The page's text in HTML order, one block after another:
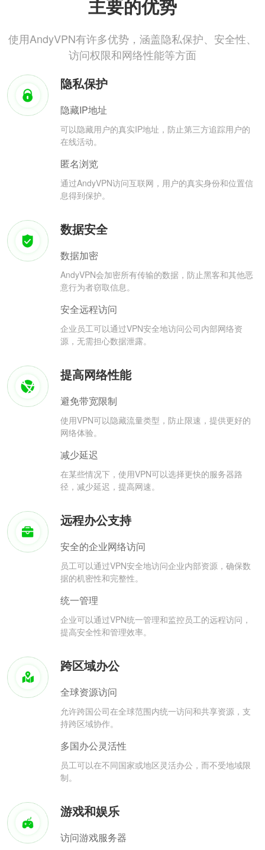
主要的优势
使用AndyVPN有许多优势，涵盖隐私保护、安全性、
访问权限和网络性能等方面
隐私保护
隐藏IP地址
可以隐藏用户的真实IP地址，防止第三方追踪用户的
在线活动。
匿名浏览
通过AndyVPN访问互联网，用户的真实身份和位置信
息得到保护。
数据安全
数据加密
AndyVPN会加密所有传输的数据，防止黑客和其他恶
意行为者窃取信息。
安全远程访问
企业员工可以通过VPN安全地访问公司内部网络资
源，无需担心数据泄露。
提高网络性能
避免带宽限制
使用VPN可以隐藏流量类型，防止限速，提供更好的
网络体验。
减少延迟
在某些情况下，使用VPN可以选择更快的服务器路
径，减少延迟，提高网速。
远程办公支持
安全的企业网络访问
员工可以通过VPN安全地访问企业内部资源，确保数
据的机密性和完整性。
统一管理
企业可以通过VPN统一管理和监控员工的远程访问，
提高安全性和管理效率。
跨区域办公
全球资源访问
允许跨国公司在全球范围内统一访问和共享资源，支
持跨区域协作。
多国办公灵活性
员工可以在不同国家或地区灵活办公，而不受地域限
制。
游戏和娱乐
访问游戏服务器